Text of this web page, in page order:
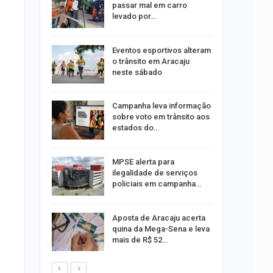
passar mal em carro
levado por…
Eventos esportivos alteram
o trânsito em Aracaju
neste sábado
Campanha leva informação
sobre voto em trânsito aos
estados do…
MPSE alerta para
ilegalidade de serviços
policiais em campanha…
Aposta de Aracaju acerta
quina da Mega-Sena e leva
mais de R$ 52…